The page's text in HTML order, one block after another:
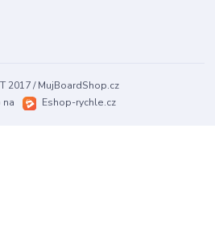
2017 / MujBoardShop.cz
na
Eshop-rychle.cz